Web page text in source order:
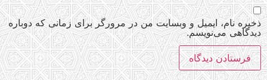
ذخیره نام، ایمیل و وبسایت من در مرورگر برای زمانی که دوباره
دیدگاهی می‌نویسم.